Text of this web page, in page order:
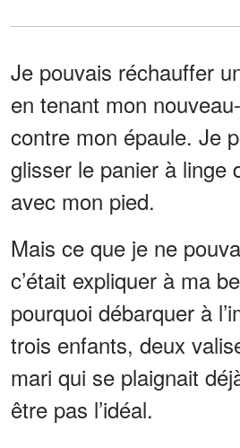
Je pouvais réchauffer
en tenant mon
contre mon épaule. Je
glisser le panier à linge
avec mon pied.
Mais ce que je ne
c’était expliquer à ma
pourquoi débarquer à
trois enfants, deux
mari qui se plaignait
être pas l’idéal.